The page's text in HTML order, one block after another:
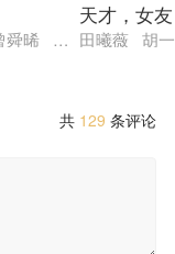
迟蓬 范诗然 范
舜晞 王茂蕾 王奕
天才，女友
田曦薇 胡
共 129 条评论